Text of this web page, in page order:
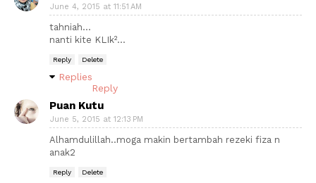
June 4, 2015 at 11:51 AM
tahniah...
nanti kite KLIk²...
Reply Delete
Replies
Reply
Puan Kutu
June 5, 2015 at 12:13 PM
Alhamdulillah..moga makin bertambah rezeki fiza n
anak2
Reply Delete